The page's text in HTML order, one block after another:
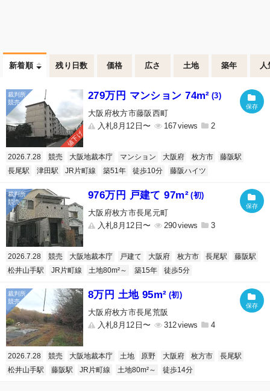
新着順 残り日数 価格 広さ 土地 築年 人
値下げ
279万円 マンション 74m² (3)
大阪府枚方市藤阪西町
入札8月12日〜
167 2
2026.7.28 競売 大阪地裁本庁 マンション 大阪府 枚方市
藤阪駅
長尾駅
津田駅 JR片町線 築51年 徒歩10分 藤阪ハイツ
976万円 戸建て 97m² (初)
大阪府枚方市長尾元町
入札8月12日〜
290 3
2026.7.28 競売 大阪地裁本庁 戸建て 大阪府 枚方市 長尾駅
藤阪駅
松井山手駅
JR片町線 土地80m²～ 築15年 徒歩5分
8万円 土地 95m² (初)
大阪府枚方市長尾荒阪
入札8月12日〜
312 4
2026.7.28 競売 大阪地裁本庁 土地 原野 大阪府 枚方市
長尾駅
松井山手駅
藤阪駅 JR片町線 土地80m²～ 徒歩14分